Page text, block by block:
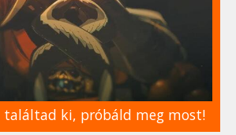
találtad ki, próbáld meg most!